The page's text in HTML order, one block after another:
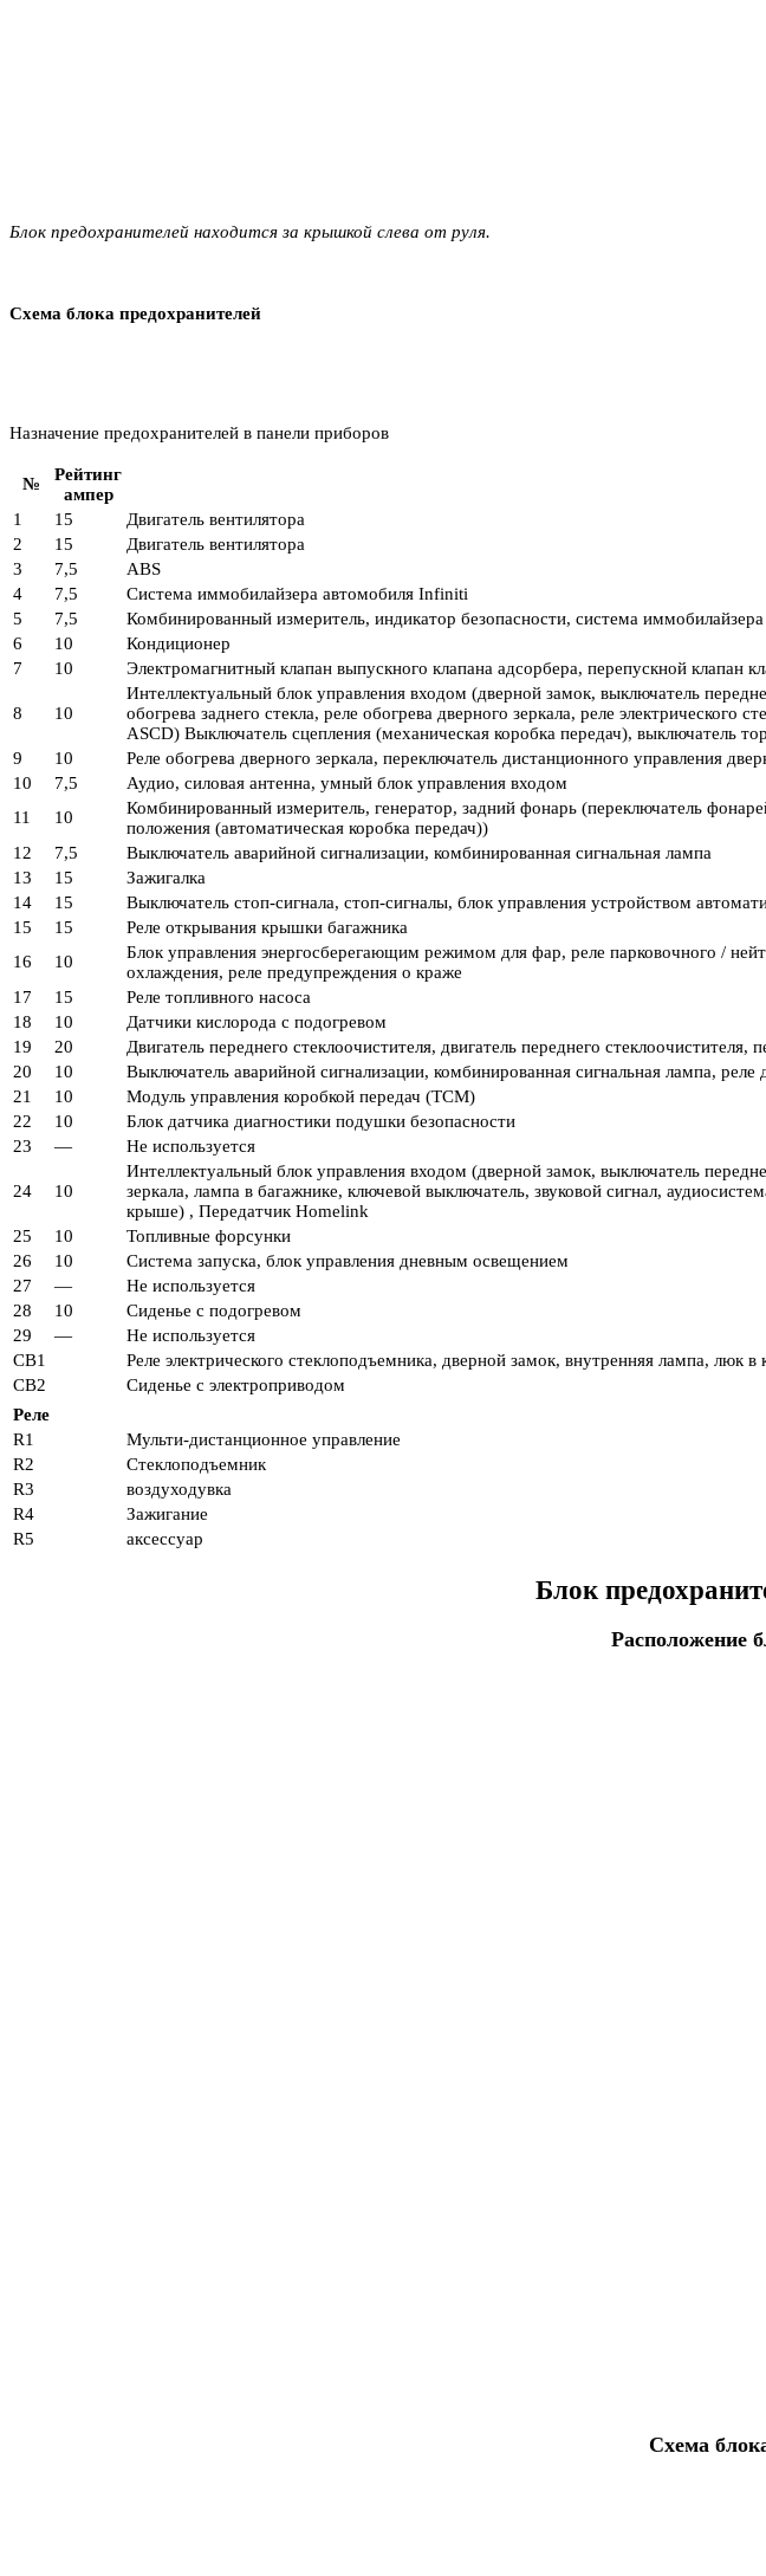
Блок предохранителей находится за крышкой слева от руля.
Схема блока предохранителей
Назначение предохранителей в панели приборов
№
Рейтинг
ампер
1
15
Двигатель вентилятора
2
15
Двигатель вентилятора
3
7,5
ABS
4
7,5
Система иммобилайзера автомобиля Infiniti
5
7,5
Комбинированный измеритель, индикатор безопасности, система
6
10
Кондиционер
7
10 Электромагнитный клапан выпускного клапана адсорбера, перепускной клапан
8 10
Интеллектуальный блок управления входом (дверной замок, выключатель
обогрева заднего стекла, реле обогрева дверного зеркала, реле
ASCD) Выключатель сцепления (механическая коробка передач), выключатель
9
10
Реле обогрева дверного зеркала, переключатель дистанционного управления
10
7,5
Аудио, силовая антенна, умный блок управления входом
11
10
Комбинированный измеритель, генератор, задний фонарь (переключатель
положения (автоматическая коробка передач))
12
7,5
Выключатель аварийной сигнализации, комбинированная сигнальная лампа
13
15
Зажигалка
14
15
Выключатель стоп-сигнала, стоп-сигналы, блок управления устройством
15
15
Реле открывания крышки багажника
16
10
Блок управления энергосберегающим режимом для фар, реле парковочного /
охлаждения, реле предупреждения о краже
17
15
Реле топливного насоса
18
10
Датчики кислорода с подогревом
19
20
Двигатель переднего стеклоочистителя, двигатель переднего стеклоочистителя,
20
10
Выключатель аварийной сигнализации, комбинированная сигнальная лампа, реле
21
10
Модуль управления коробкой передач (TCM)
22
10
Блок датчика диагностики подушки безопасности
23
— Не используется
24 10
Интеллектуальный блок управления входом (дверной замок, выключатель
зеркала, лампа в багажнике, ключевой выключатель, звуковой сигнал,
крыше) , Передатчик Homelink
25
10
Топливные форсунки
26
10
Система запуска, блок управления дневным освещением
27
—
Не используется
28
10
Сиденье с подогревом
29
—
Не используется
CB1
Реле электрического стеклоподъемника, дверной замок, внутренняя лампа, люк
CB2
Сиденье с электроприводом
Реле
R1
Мульти-дистанционное управление
R2
Стеклоподъемник
R3
воздуходувка
R4
Зажигание
R5
аксессуар
Блок
Расположение
Схема